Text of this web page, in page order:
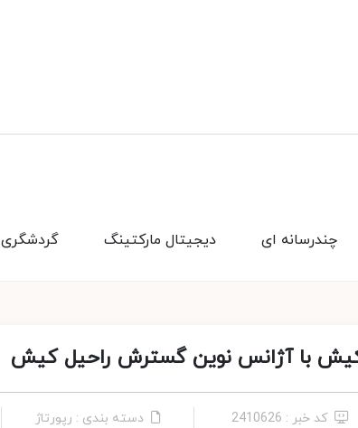
گردشگری دیجیتال مارکتینگ چندرسانه ای
با آژانس نوین گسترش راحیل کیش
کد خبر : 2410626 دسته بندی : رپورتاژ